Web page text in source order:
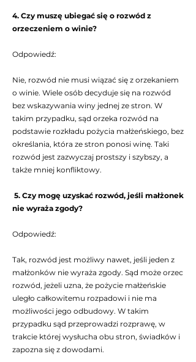
4. Czy muszę ubiegać się o rozwód z
orzeczeniem o winie?
Odpowiedź:
Nie, rozwód nie musi wiązać się z orzekaniem
o winie. Wiele osób decyduje się na rozwód
bez wskazywania winy jednej ze stron. W
takim przypadku, sąd orzeka rozwód na
podstawie rozkładu pożycia małżeńskiego, bez
określania, która ze stron ponosi winę. Taki
rozwód jest zazwyczaj prostszy i szybszy, a
także mniej konfliktowy.
5. Czy mogę uzyskać rozwód, jeśli małżonek
nie wyraża zgody?
Odpowiedź:
Tak, rozwód jest możliwy nawet, jeśli jeden z
małżonków nie wyraża zgody. Sąd może orzec
rozwód, jeżeli uzna, że pożycie małżeńskie
uległo całkowitemu rozpadowi i nie ma
możliwości jego odbudowy. W takim
przypadku sąd przeprowadzi rozprawę, w
trakcie której wysłucha obu stron, świadków i
zapozna się z dowodami.